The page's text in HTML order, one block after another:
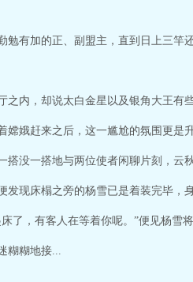
勉有加的正、副盟主，直到日上三竿
之内，却说太白金星以及银角大王有
嫦娥赶来之后，这一尴尬的氛围更是
搭没一搭地与两位使者闲聊片刻，云
发现床榻之旁的杨雪已是着装完毕，
了，有客人在等着你呢。”便见杨雪
糊糊地接...